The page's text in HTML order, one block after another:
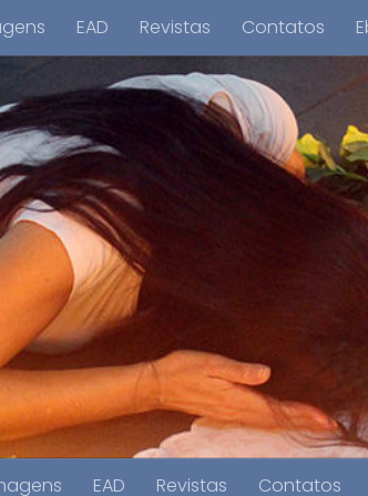
EAD Revistas Contatos
EAD Revistas Contatos